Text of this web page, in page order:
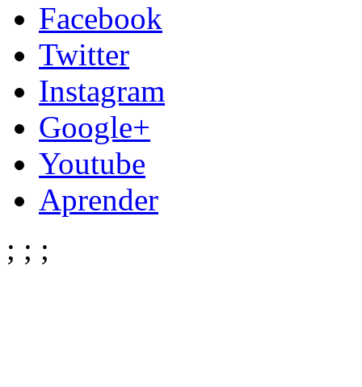
Facebook
Twitter
Instagram
Google+
Youtube
Aprender
; ; ;